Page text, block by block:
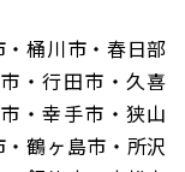
桶川市・春日部
・行田市・久喜
・幸手市・狭山
鶴ヶ島市・所沢